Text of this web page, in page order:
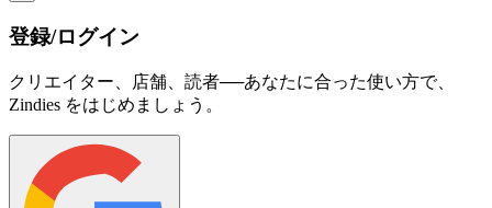
登録/ログイン
クリエイター、店舗、読者──あなたに合った使い方で、
Zindies をはじめましょう。